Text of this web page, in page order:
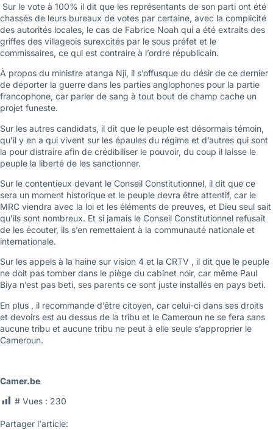
Sur le vote à 100% il dit que les représentants de son parti ont été
chassés de leurs bureaux de votes par certaine, avec la complicité
des autorités locales, le cas de Fabrice Noah qui a été extraits des
griffes des villageois surexcités par le sous préfet et le
commissaires, ce qui est contraire à l’ordre républicain.
À propos du ministre atanga Nji, il s’offusque du désir de ce dernier
de déporter la guerre dans les parties anglophones pour la partie
francophone, car parler de sang à tout bout de champ cache un
projet funeste.
Sur les autres candidats, il dit que le peuple est désormais témoin,
qu’il y en a qui vivent sur les épaules du régime et d’autres qui sont
la pour distraire afin de crédibiliser le pouvoir, du coup il laisse le
peuple la liberté de les sanctionner.
Sur le contentieux devant le Conseil Constitutionnel, il dit que ce
sera un moment historique et le peuple devra être attentif, car le
MRC viendra avec la loi et les éléments de preuves, et Dieu seul sait
qu’ils sont nombreux. Et si jamais le Conseil Constitutionnel refusait
de les écouter, ils s’en remettaient à la communauté nationale et
internationale.
Sur les appels à la haine sur vision 4 et la CRTV , il dit que le peuple
ne doit pas tomber dans le piège du cabinet noir, car même Paul
Biya n’est pas beti, ses parents ce sont juste installés en pays beti.
En plus , il recommande d’être citoyen, car celui-ci dans ses droits
et devoirs est au dessus de la tribu et le Cameroun ne se fera sans
aucune tribu et aucune tribu ne peut à elle seule s’approprier le
Cameroun.
Camer.be
# Vues : 230
Partager l'article: